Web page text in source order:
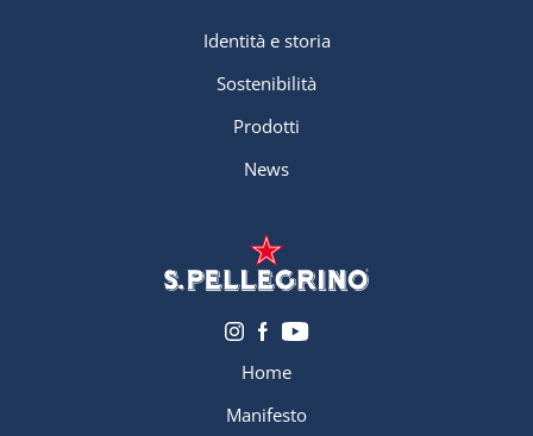
Identità e storia
Sostenibilità
Prodotti
News
Home
Manifesto